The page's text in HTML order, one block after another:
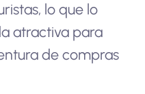
lo que lo
atractiva para
de compras